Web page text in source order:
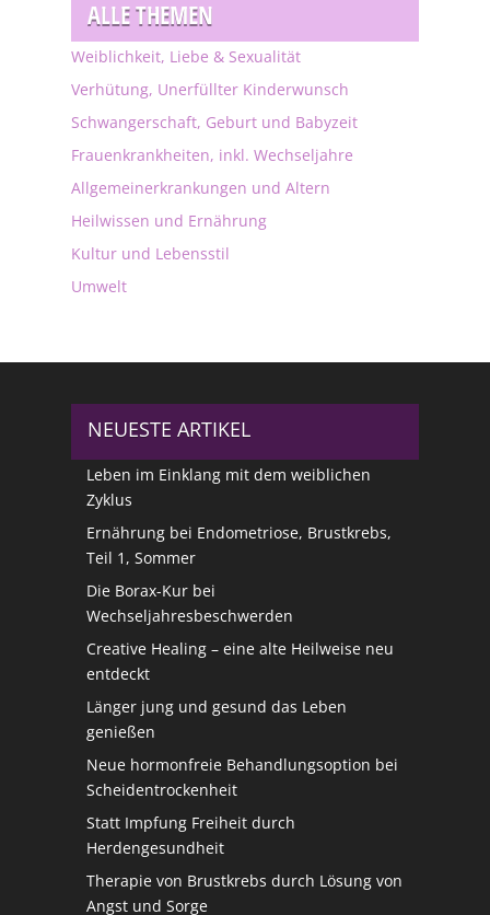
ALLE THEMEN
Weiblichkeit, Liebe & Sexualität
Verhütung, Unerfüllter Kinderwunsch
Schwangerschaft, Geburt und Babyzeit
Frauenkrankheiten, inkl. Wechseljahre
Allgemeinerkrankungen und Altern
Heilwissen und Ernährung
Kultur und Lebensstil
Umwelt
NEUESTE ARTIKEL
Leben im Einklang mit dem weiblichen
Zyklus
Ernährung bei Endometriose, Brustkrebs,
Teil 1, Sommer
Die Borax-Kur bei
Wechseljahresbeschwerden
Creative Healing – eine alte Heilweise neu
entdeckt
Länger jung und gesund das Leben
genießen
Neue hormonfreie Behandlungsoption bei
Scheidentrockenheit
Statt Impfung Freiheit durch
Herdengesundheit
Therapie von Brustkrebs durch Lösung von
Angst und Sorge